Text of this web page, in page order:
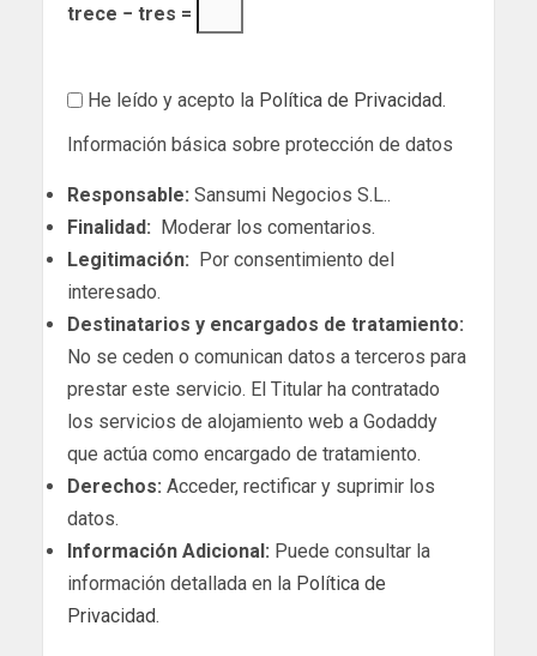
trece − tres =
He leído y acepto la Política de Privacidad.
Información básica sobre protección de datos
Responsable: Sansumi Negocios S.L..
Finalidad: Moderar los comentarios.
Legitimación: Por consentimiento del
interesado.
Destinatarios y encargados de tratamiento:
No se ceden o comunican datos a terceros para
prestar este servicio. El Titular ha contratado
los servicios de alojamiento web a Godaddy
que actúa como encargado de tratamiento.
Derechos: Acceder, rectificar y suprimir los
datos.
Información Adicional: Puede consultar la
información detallada en la Política de
Privacidad.